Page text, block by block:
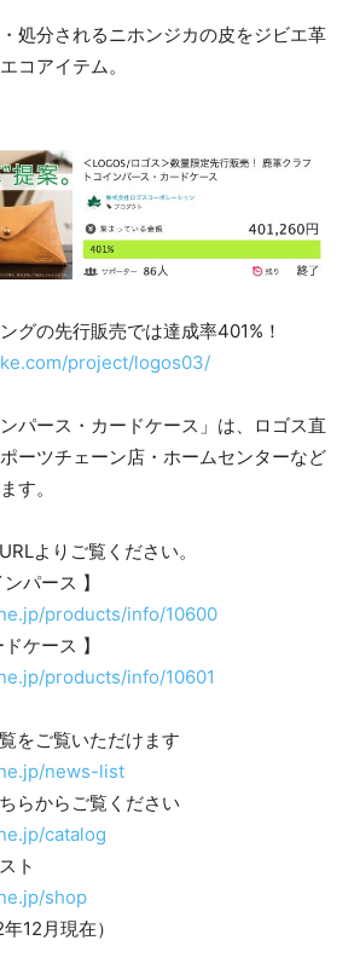
処分されるニホンジカの皮をジビエ革
コアイテム。
グの先行販売では達成率401%！
project/logos03/
パース・カードケース」は、ロゴス直
ーツチェーン店・ホームセンターなど
す。
よりご覧ください。
パース 】
products/info/10600
ケース 】
products/info/10601
をご覧いただけます
news-list
らからご覧ください
catalog
ト
shop
12月現在）